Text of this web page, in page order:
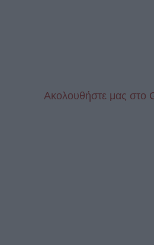
Aκολουθήστε μας στo